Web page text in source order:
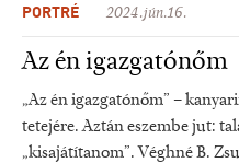
PORTRÉ 2024.jún.16.
Az én igazgatónőm
„Az én igazgatónőm” –
tetejére. Aztán eszembe jut:
„kisajátítanom”. Véghné B.